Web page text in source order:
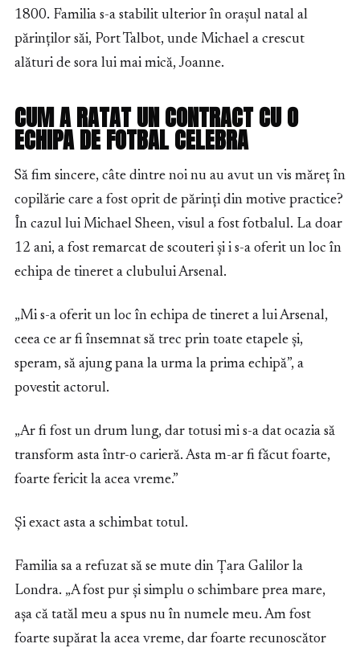
1800. Familia s-a stabilit ulterior în orașul natal al
părinților săi, Port Talbot, unde Michael a crescut
alături de sora lui mai mică, Joanne.
CUM A RATAT UN CONTRACT CU O
ECHIPA DE FOTBAL CELEBRA
Să fim sincere, câte dintre noi nu au avut un vis măreț în
copilărie care a fost oprit de părinți din motive practice?
În cazul lui Michael Sheen, visul a fost fotbalul. La doar
12 ani, a fost remarcat de scouteri și i s-a oferit un loc în
echipa de tineret a clubului Arsenal.
„Mi s-a oferit un loc în echipa de tineret a lui Arsenal,
ceea ce ar fi însemnat să trec prin toate etapele și,
speram, să ajung pana la urma la prima echipă”, a
povestit actorul.
„Ar fi fost un drum lung, dar totusi mi s-a dat ocazia să
transform asta într-o carieră. Asta m-ar fi făcut foarte,
foarte fericit la acea vreme.”
Și exact asta a schimbat totul.
Familia sa a refuzat să se mute din Țara Galilor la
Londra. „A fost pur și simplu o schimbare prea mare,
așa că tatăl meu a spus nu în numele meu. Am fost
foarte supărat la acea vreme, dar foarte recunoscător